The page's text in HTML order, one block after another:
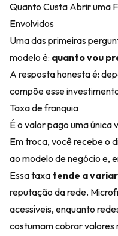
Quanto Custa Abrir uma
Envolvidos
Uma das primeiras
modelo é: quanto vou
A resposta honesta é:
compõe esse
Taxa de franquia
É o valor pago uma única
Em troca, você recebe o
ao modelo de negócio e,
Essa taxa tende a
reputação da rede.
acessíveis, enquanto
costumam cobrar valores